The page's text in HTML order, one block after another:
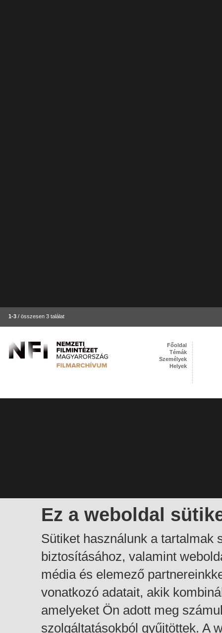
1-3 / összesen 3 találat
Ez a weboldal
Sütiket használunk a tartalmak
biztosításához, valamint
média és elemező
vonatkozó adatait, akik
amelyeket Ön adott meg
szolgáltatásokból gyűjtöttek. A
Főoldal
Témák
Személyek
Helyek